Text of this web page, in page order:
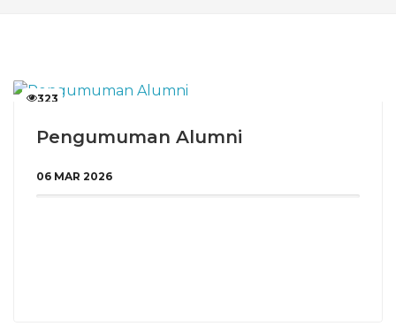
323
Pengumuman Alumni
06 MAR 2026